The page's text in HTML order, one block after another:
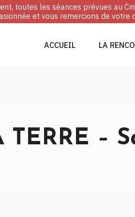
toutes les séances prévues au
et vous remercions de votre
ACCUEIL LA
TERRE –